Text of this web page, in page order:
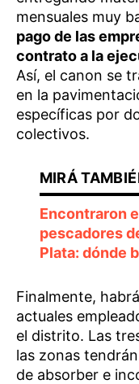
mensuales muy
pago de las
contrato a la
Así, el canon se
en la
específicas por
colectivos.
Encontraron
pescadores
Plata: dónde
Finalmente,
actuales
el distrito. Las
las zonas
de absorber e